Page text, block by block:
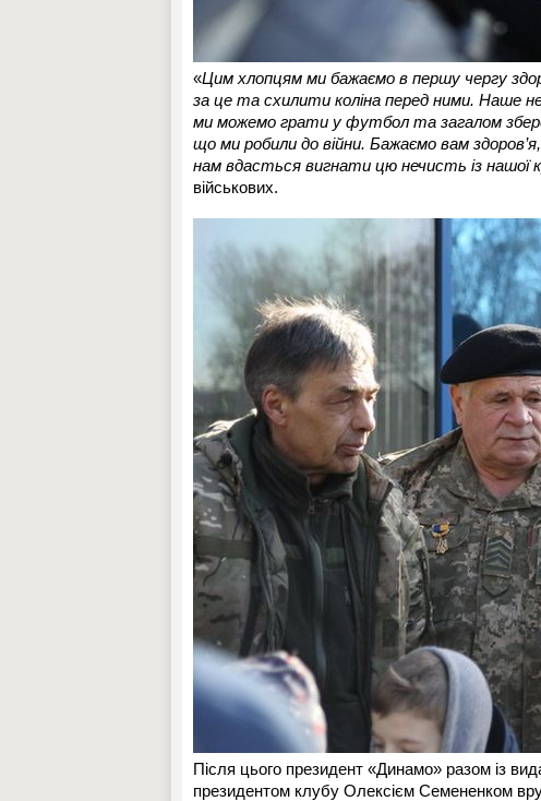
«Цим хлопцям ми бажаємо в першу чергу
за це та схилити коліна перед ними. Наше
ми можемо грати у футбол та загалом
що ми робили до війни. Бажаємо вам
нам вдасться вигнати цю нечисть із нашої
військових.
Після цього президент «Динамо» разом із
президентом клубу Олексієм Семененком